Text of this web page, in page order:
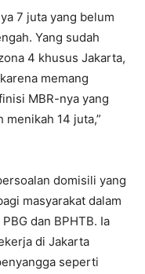
7 juta yang belum
Yang sudah
4 khusus Jakarta,
memang
MBR-nya yang
menikah 14 juta,”
domisili yang
masyarakat dalam
dan BPHTB. Ia
di Jakarta
seperti